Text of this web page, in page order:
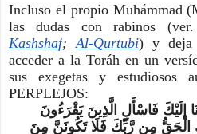
Incluso el propio Muhámmad
las dudas con rabinos (ver.
Kashshaf; Al-Qurtubi) y deja
acceder a la Toráh en un
sus exegetas y estudiosos
PERPLEJOS: